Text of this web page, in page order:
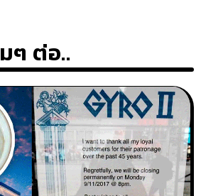
ๆ ต่อ..